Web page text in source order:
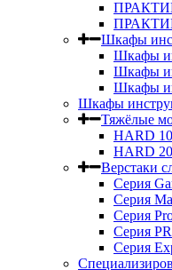
Шкафы
Шкафы
Шкафы
Шкафы
Шкафы
Тяжёлые
HARD
HARD
Верстаки
Серия
Серия
Серия
Серия
Серия